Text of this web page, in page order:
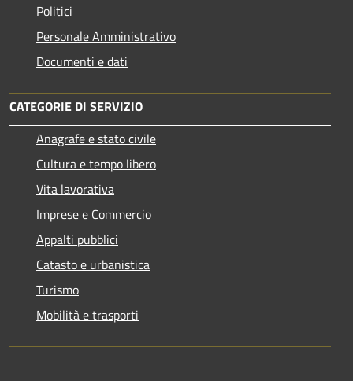
Politici
Personale Amministrativo
Documenti e dati
CATEGORIE DI SERVIZIO
Anagrafe e stato civile
Cultura e tempo libero
Vita lavorativa
Imprese e Commercio
Appalti pubblici
Catasto e urbanistica
Turismo
Mobilità e trasporti